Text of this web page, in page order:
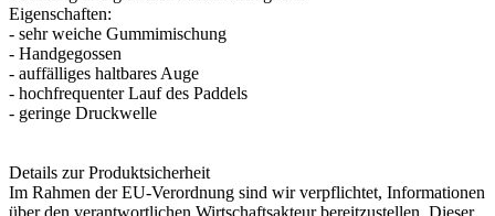
Eigenschaften:
- sehr weiche Gummimischung
- Handgegossen
- auffälliges haltbares Auge
- hochfrequenter Lauf des Paddels
- geringe Druckwelle
Details zur Produktsicherheit
Im Rahmen der EU-Verordnung sind wir verpflichtet, Informationen